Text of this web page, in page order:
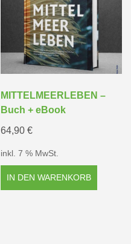
MITTELMEERLEBEN –
Buch + eBook
64,90€
inkl. 7 % MwSt.
IN DEN WARENKORB